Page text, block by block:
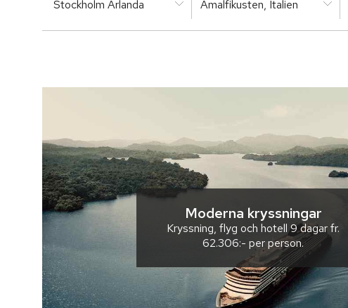
Stockholm Arlanda Amalfikusten, Italien
Moderna kryssningar
Kryssning, flyg och hotell9 dagarfr.
62.306:- per person.